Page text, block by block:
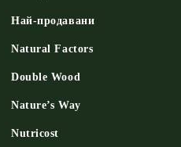
Най-продавани
Natural Factors
Double Wood
Nature’s Way
Nutricost